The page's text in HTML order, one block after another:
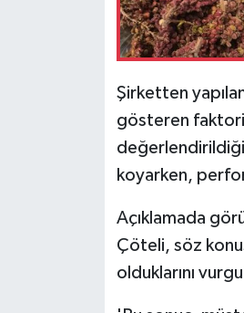
Şirketten
gösteren
değerlendirildiği
koyarken,
Açıklamada
Çöteli, söz
olduklarını